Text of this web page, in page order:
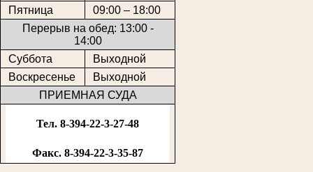
Пятница
09:00 – 18:00
Перерыв на обед: 13:00 -
14:00
Суббота
Выходной
Воскресенье
Выходной
ПРИЕМНАЯ СУДА
Тел. 8-394-22-3-27-48
Факс. 8-394-22-3-35-87